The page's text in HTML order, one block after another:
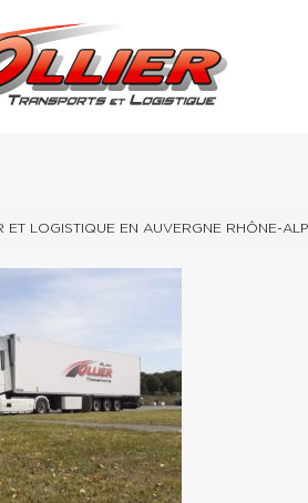
ET LOGISTIQUE EN AUVERGNE RHÔNE-